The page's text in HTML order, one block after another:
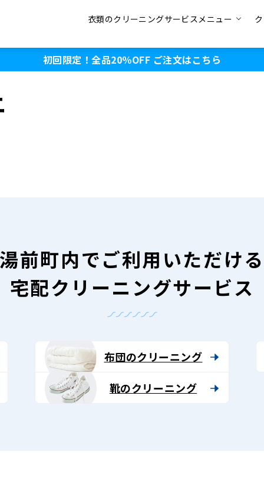
衣類のクリーニングサービスメニュー
初回限定！全品20％OFF ご注文はこちら
湯前町内でご利用いただける
宅配クリーニングサービス
布団のクリーニング
靴のクリーニング